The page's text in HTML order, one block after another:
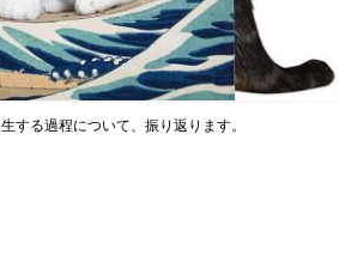
する過程について、振り返ります。